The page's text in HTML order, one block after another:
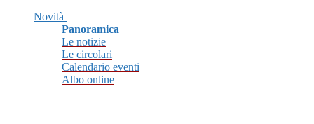
Novità
Panoramica
Le notizie
Le circolari
Calendario eventi
Albo online